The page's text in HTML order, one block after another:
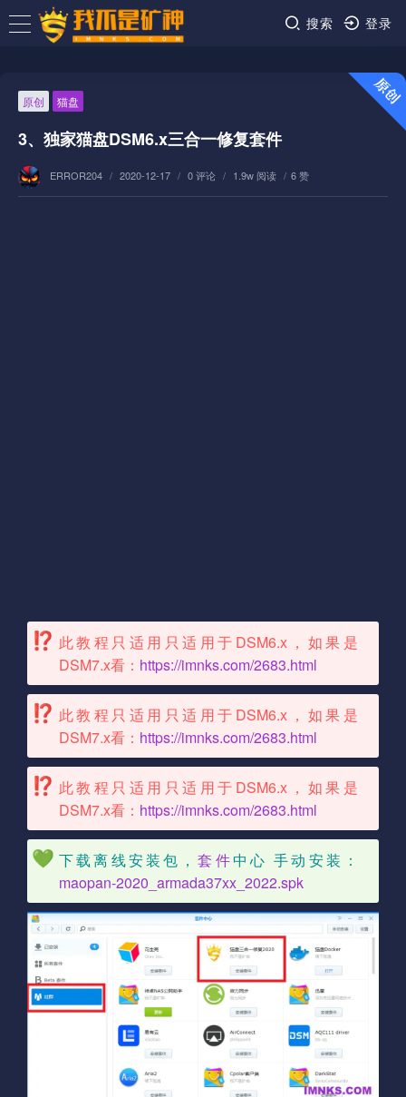
搜索 登录
原创 猫盘
3、独家猫盘DSM6.x三合一修复套件
ERROR204 / 2020-12-17 / 0 评论 / 1.9w 阅读 / 6 赞
此教程只适用只适用于DSM6.x，如果是
DSM7.x看： https://imnks.com/2683.html
此教程只适用只适用于DSM6.x，如果是
DSM7.x看： https://imnks.com/2683.html
此教程只适用只适用于DSM6.x，如果是
DSM7.x看： https://imnks.com/2683.html
下载离线安装包，套件中心 手动安装：
maopan-2020_armada37xx_2022.spk